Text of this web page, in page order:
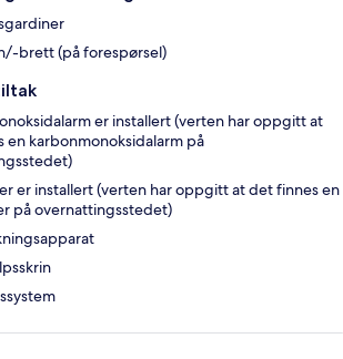
brett (på forespørsel)
er installert (verten har oppgitt at
en karbonmonoksidalarm på
er installert (verten har oppgitt at det finnes en
på overnattingsstedet)